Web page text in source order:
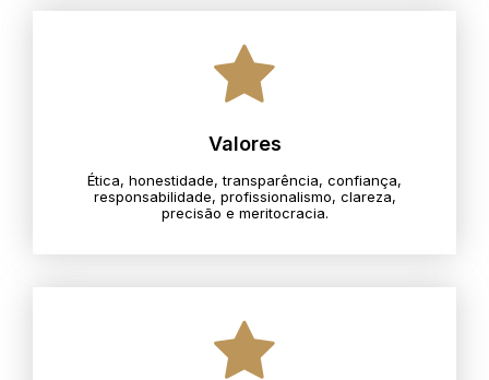
Valores
Ética, honestidade, transparência, confiança,
responsabilidade, profissionalismo, clareza,
precisão e meritocracia.​